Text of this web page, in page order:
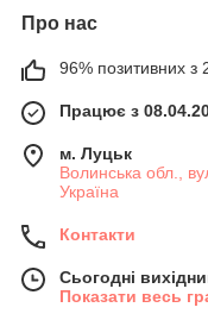
Про нас
96% позитивних з
Працює з
м. Луцьк
Волинська обл.,
Україна
Контакти
Сьогодні
Показати весь